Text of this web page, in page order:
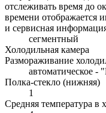
отслеживать время до
времени отображается
и сервисная
сегментный
Холодильная камера
Размораживание
автоматическое -
Полка-стекло (нижняя)
1
Средняя температура в